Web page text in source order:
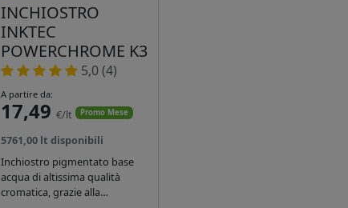
INCHIOSTRO
INKTEC
POWERCHROME K3
5,0 (4)
A partire da:
17,49 €/lt Promo Mese
5761,00 lt disponibili
Inchiostro pigmentato base
acqua di altissima qualità
cromatica, grazie alla